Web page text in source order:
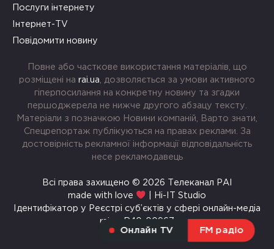
Онлайн TV FM радіо
Послуги інтернету
Інтернет-TV
Повідомити новину
Повне або часткове використання матеріалів, що
розміщені на rai.ua , дозволяється за умови активного
гіперпосилання на конкретну новину та згадки
першоджерела не нижче другого абзацу тексту.
Матеріали з позначкою Новини компаній, Варто знати,
Спецрепортаж публікуються на правах реклами. За
достовірність рекламної інформації відповідальність
несе рекламодавець
Всі права захищено © 2026 Телеканал РАІ
made with love
| Hi-IT Studio
Ідентифікатор у Реєстрі суб’єктів у сфері онлайн-медіа
rai.ua R40-00967